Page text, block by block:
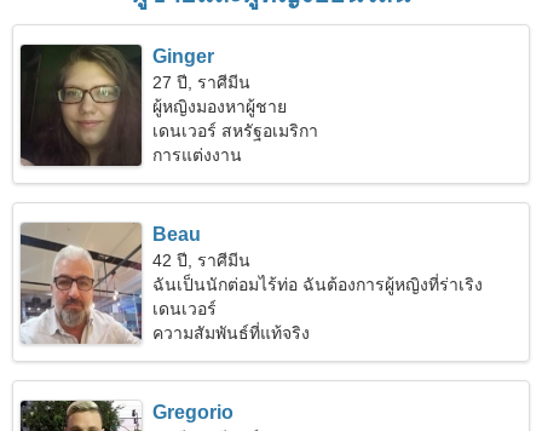
Ginger
27 ปี, ราศีมีน
ผู้หญิงมองหาผู้ชาย
เดนเวอร์ สหรัฐอเมริกา
การแต่งงาน
Beau
42 ปี, ราศีมีน
ฉันเป็นนักต่อมไร้ท่อ ฉันต้องการผู้หญิงที่ร่าเริง
เดนเวอร์
ความสัมพันธ์ที่แท้จริง
Gregorio